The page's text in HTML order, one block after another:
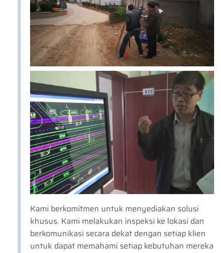
Kami berkomitmen untuk menyediakan solusi
khusus. Kami melakukan inspeksi ke lokasi dan
berkomunikasi secara dekat dengan setiap klien
untuk dapat memahami setiap kebutuhan mereka